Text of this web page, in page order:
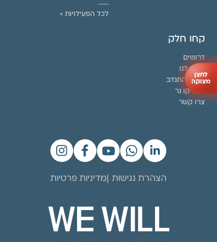
לכל הפעילויות >
קחו חלק
דרושים
תרמו לנו
בואו להתנדב
הדליקו נר
צרו קשר
הצהרת נגישות מדיניות פרטיות
WE WILL
לחצן
מצוקה